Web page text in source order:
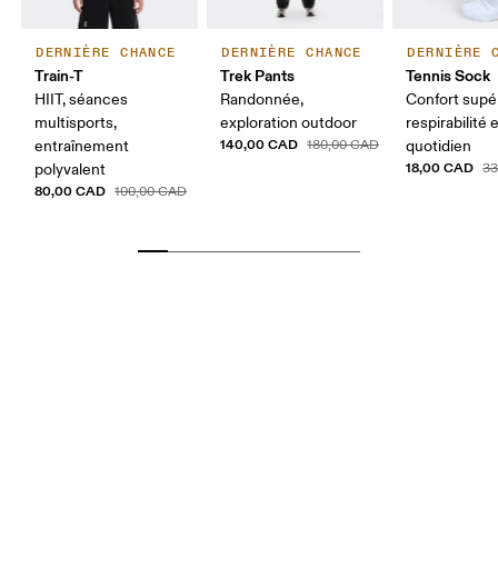
DERNIÈRE CHANCE
Train-T
HIIT, séances
multisports,
entraînement
polyvalent
80,00 CAD 100,00 CAD
DERNIÈRE CHANCE
Trek Pants
Randonnée,
exploration outdoor
140,00 CAD 180,00 CAD
DERNIÈRE
Tennis Sock
Confort
respirabilité
quotidien
18,00 CAD